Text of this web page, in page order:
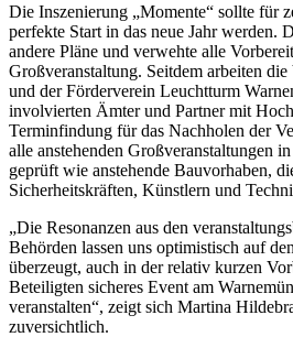
Die Inszenierung „Momente“ sollte für
perfekte Start in das neue Jahr werden.
andere Pläne und verwehte alle
Großveranstaltung. Seitdem arbeiten
und der Förderverein Leuchtturm
involvierten Ämter und Partner mit
Terminfindung für das Nachholen der
alle anstehenden Großveranstaltungen
geprüft wie anstehende Bauvorhaben,
Sicherheitskräften, Künstlern und
„Die Resonanzen aus den
Behörden lassen uns optimistisch auf
überzeugt, auch in der relativ kurzen
Beteiligten sicheres Event am
veranstalten“, zeigt sich Martina
zuversichtlich.